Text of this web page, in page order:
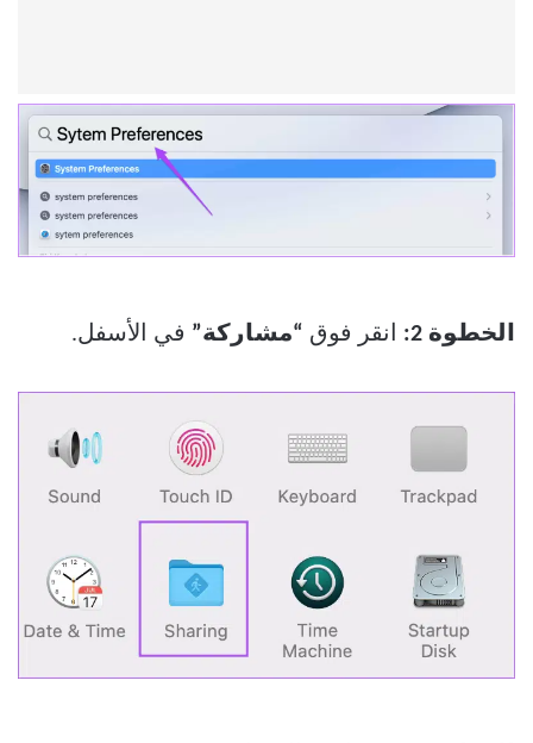
الخطوة 2: انقر فوق “مشاركة” في الأسفل.